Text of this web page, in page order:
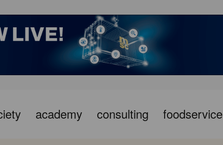
academy consulting foodservice